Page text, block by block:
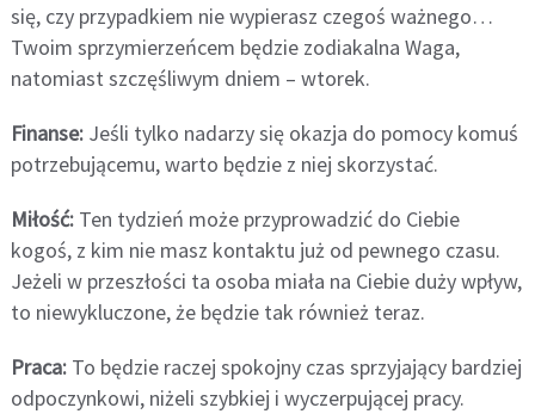
się, czy przypadkiem nie wypierasz czegoś ważnego…
Twoim sprzymierzeńcem będzie zodiakalna Waga,
natomiast szczęśliwym dniem – wtorek.
Finanse:Jeśli tylko nadarzy się okazja do pomocy komuś
potrzebującemu, warto będzie z niej skorzystać.
Miłość:Ten tydzień może przyprowadzić do Ciebie
kogoś, z kim nie masz kontaktu już od pewnego czasu.
Jeżeli w przeszłości ta osoba miała na Ciebie duży wpływ,
to niewykluczone, że będzie tak również teraz.
Praca:To będzie raczej spokojny czas sprzyjający bardziej
odpoczynkowi, niżeli szybkiej i wyczerpującej pracy.